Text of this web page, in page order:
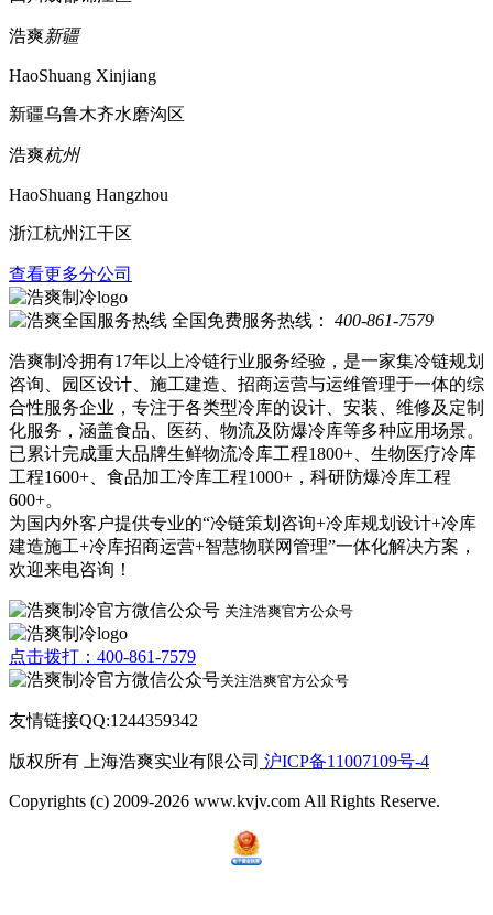
浩爽新疆
HaoShuang Xinjiang
新疆乌鲁木齐水磨沟区
浩爽杭州
HaoShuang Hangzhou
浙江杭州江干区
查看更多分公司
全国免费服务热线： 400-861-7579
浩爽制冷拥有17年以上冷链行业服务经验，是一家集冷链规划
咨询、园区设计、施工建造、招商运营与运维管理于一体的综
合性服务企业，专注于各类型冷库的设计、安装、维修及定制
化服务，涵盖食品、医药、物流及防爆冷库等多种应用场景。
已累计完成重大品牌生鲜物流冷库工程1800+、生物医疗冷库
工程1600+、食品加工冷库工程1000+，科研防爆冷库工程
600+。
为国内外客户提供专业的“冷链策划咨询+冷库规划设计+冷库
建造施工+冷库招商运营+智慧物联网管理”一体化解决方案，
欢迎来电咨询！
关注浩爽官方公众号
点击拨打：400-861-7579
关注浩爽官方公众号
友情链接QQ:1244359342
版权所有 上海浩爽实业有限公司 沪ICP备11007109号-4
Copyrights (c) 2009-2026 www.kvjv.com All Rights Reserve.